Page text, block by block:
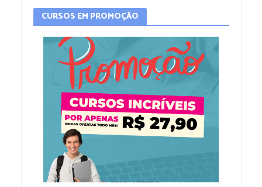
CURSOS EM PROMOÇÃO